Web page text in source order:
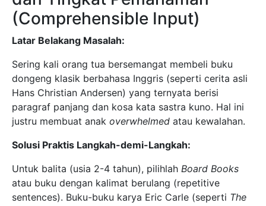
(Comprehensible Input)
Latar Belakang Masalah:
Sering kali orang tua bersemangat membeli buku
dongeng klasik berbahasa Inggris (seperti cerita asli
Hans Christian Andersen) yang ternyata berisi
paragraf panjang dan kosa kata sastra kuno. Hal ini
justru membuat anak overwhelmed atau kewalahan.
Solusi Praktis Langkah-demi-Langkah:
Untuk balita (usia 2-4 tahun), pilihlah Board Books
atau buku dengan kalimat berulang (repetitive
sentences). Buku-buku karya Eric Carle (seperti The